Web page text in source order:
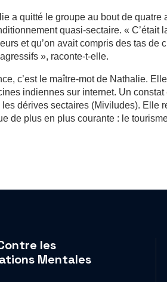
a quitté le groupe au bout de
quasi-sectaire. « C’était
et qu’on avait compris des tas de
», raconte-t-elle.
c’est le maître-mot de Nathalie.
indiennes sur internet. Un
les dérives sectaires (Miviludes). Elle
de plus en plus courante : le
les
Mentales